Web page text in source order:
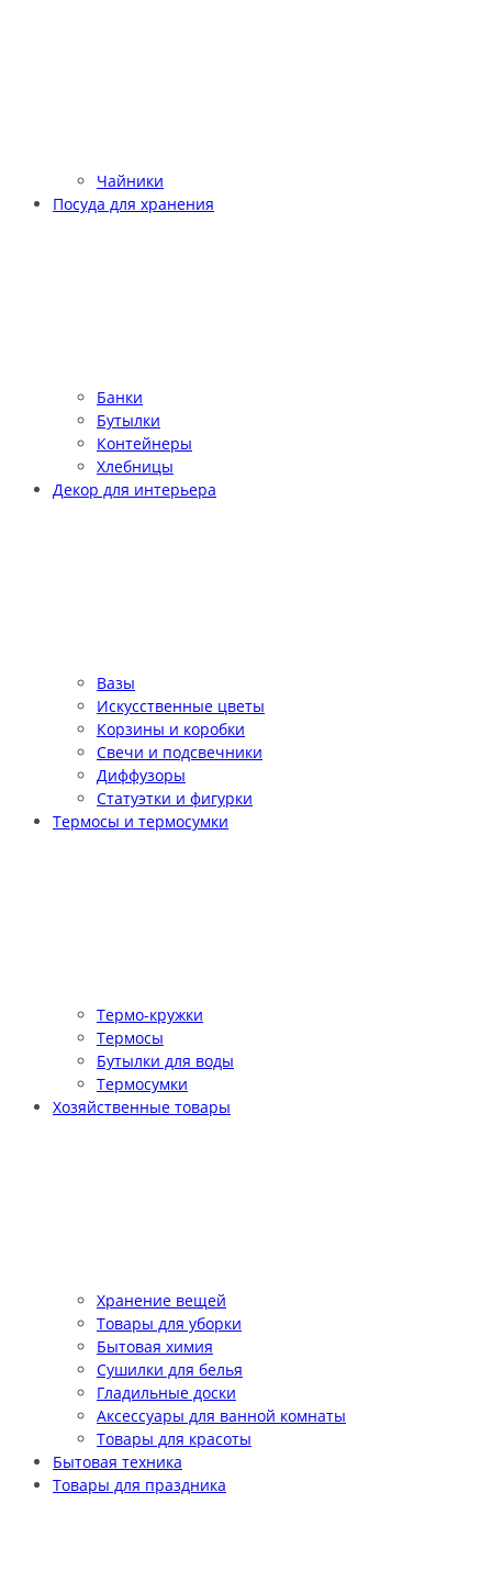
Чайники
Посуда для хранения
Банки
Бутылки
Контейнеры
Хлебницы
Декор для интерьера
Вазы
Искусственные цветы
Корзины и коробки
Свечи и подсвечники
Диффузоры
Статуэтки и фигурки
Термосы и термосумки
Термо-кружки
Термосы
Бутылки для воды
Термосумки
Хозяйственные товары
Хранение вещей
Товары для уборки
Бытовая химия
Сушилки для белья
Гладильные доски
Аксессуары для ванной комнаты
Товары для красоты
Бытовая техника
Товары для праздника